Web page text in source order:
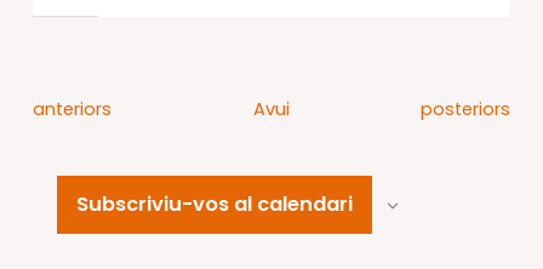
Esdeveniments
anteriors Avui posteriors
Subscriviu-vos al calendari